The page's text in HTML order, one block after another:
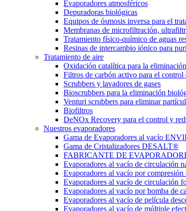
Evaporadores atmosféricos
Depuradoras biológicas
Equipos de ósmosis inversa para el
Membranas de microfiltración,
Tratamiento físico-químico de aguas
Resinas de intercambio iónico para
Tratamiento de aire
Oxidación catalítica para la
Filtros de carbón activo para el control
Scrubbers y lavadores de gases
Bioscrubbers para la eliminación
Venturi scrubbers para eliminar
Biofiltros
DeNOx Recovery para el control y
Nuestros evaporadores
Gama de Evaporadores al vacío
Gama de Cristalizadores DESALT®
FABRICANTE DE
Evaporadores al vacío de circulación
Evaporadores al vacío por compresión
Evaporadores al vacío de circulación
Evaporadores al vacío por bomba de
Evaporadores al vacío de película
Evaporadores al vacío de múltiple